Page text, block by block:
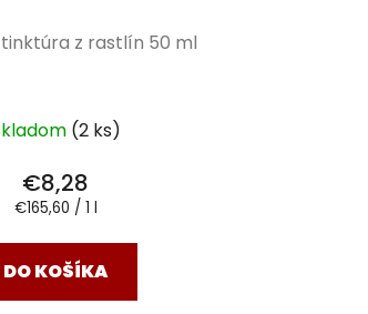
tinktúra z rastlín 50 ml
(2 ks)
€8,28
Jednotková
€165,60 / 1 l
DO KOŠÍKA